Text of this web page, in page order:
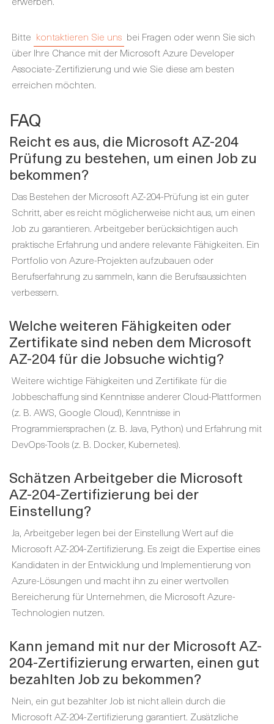
Bitte kontaktieren Sie uns bei Fragen oder wenn Sie sich
über Ihre Chance mit der Microsoft Azure Developer
Associate-Zertifizierung und wie Sie diese am besten
erreichen möchten.
FAQ
Reicht es aus, die Microsoft AZ-204
Prüfung zu bestehen, um einen Job zu
bekommen?
Das Bestehen der Microsoft AZ-204-Prüfung ist ein guter
Schritt, aber es reicht möglicherweise nicht aus, um einen
Job zu garantieren. Arbeitgeber berücksichtigen auch
praktische Erfahrung und andere relevante Fähigkeiten. Ein
Portfolio von Azure-Projekten aufzubauen oder
Berufserfahrung zu sammeln, kann die Berufsaussichten
verbessern.
Welche weiteren Fähigkeiten oder
Zertifikate sind neben dem Microsoft
AZ-204 für die Jobsuche wichtig?
Weitere wichtige Fähigkeiten und Zertifikate für die
Jobbeschaffung sind Kenntnisse anderer Cloud-Plattformen
(z. B. AWS, Google Cloud), Kenntnisse in
Programmiersprachen (z. B. Java, Python) und Erfahrung mit
DevOps-Tools (z. B. Docker, Kubernetes).
Schätzen Arbeitgeber die Microsoft
AZ-204-Zertifizierung bei der
Einstellung?
Ja, Arbeitgeber legen bei der Einstellung Wert auf die
Microsoft AZ-204-Zertifizierung. Es zeigt die Expertise eines
Kandidaten in der Entwicklung und Implementierung von
Azure-Lösungen und macht ihn zu einer wertvollen
Bereicherung für Unternehmen, die Microsoft Azure-
Technologien nutzen.
Kann jemand mit nur der Microsoft AZ-
204-Zertifizierung erwarten, einen gut
bezahlten Job zu bekommen?
Nein, ein gut bezahlter Job ist nicht allein durch die
Microsoft AZ-204-Zertifizierung garantiert. Zusätzliche